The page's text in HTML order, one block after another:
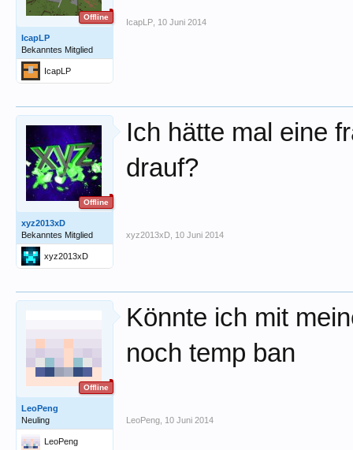
Offline
IcapLP
Bekanntes Mitglied
IcapLP
IcapLP 10 Juni 2014
Offline
xyz2013xD
Bekanntes Mitglied
xyz2013xD
Ich hätte mal eine
drauf?
xyz2013xD 10 Juni 2014
Offline
LeoPeng
Neuling
LeoPeng
Könnte ich mit
noch temp ban
LeoPeng 10 Juni 2014